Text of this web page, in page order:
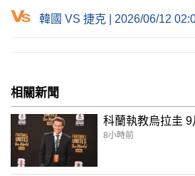
韓國 VS 捷克 | 2026/06/12
相關新聞
科蘭執教烏拉圭
8小時前